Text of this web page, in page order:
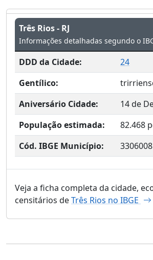
Três Rios - RJ
Informações detalhadas segundo o
DDD da Cidade:
24
Gentílico:
Aniversário Cidade:
14 de
População estimada:
82.468
Cód. IBGE Município: 3306008
Veja a ficha completa da cidade,
censitários deTrês Rios no IBGE